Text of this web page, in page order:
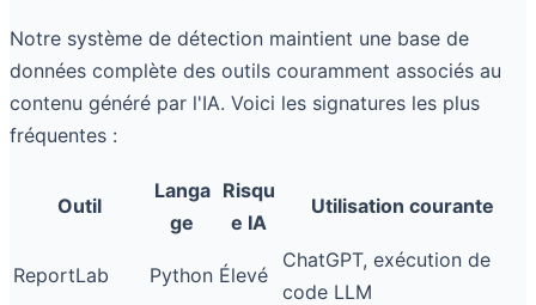
Notre système de détection maintient une base de
données complète des outils couramment associés au
contenu généré par l'IA. Voici les signatures les plus
fréquentes :
Outil
Langa
ge
Risqu
e IA
Utilisation courante
ReportLab Python Élevé
ChatGPT, exécution de
code LLM